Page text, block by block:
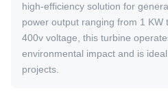
high-efficiency solution for
power output ranging from 1 KW
400v voltage, this turbine
environmental impact and is
projects.